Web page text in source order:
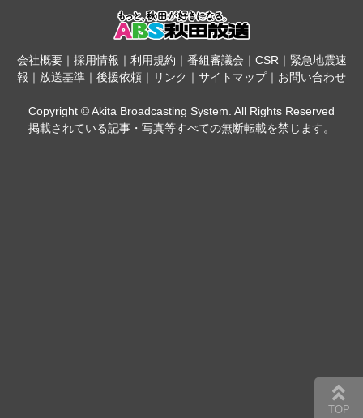
会社概要｜ 採用情報 ｜ 利用規約 ｜ 番組審議会 ｜ CSR｜ 緊急地震速
報 ｜ 放送基準 ｜ 後援依頼 ｜ リンク ｜ サイトマップ｜ お問い合わせ
Copyright © Akita Broadcasting System. All Rights Reserved
掲載されている記事・写真等すべての無断転載を禁じます。